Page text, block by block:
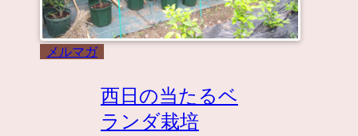
メルマガ
西日の当たるベ
ランダ栽培